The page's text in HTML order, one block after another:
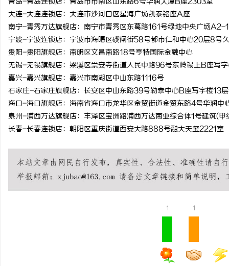
青岛-青岛连锁店：青岛市市南区山东路6号华润大厦B座2303室
大连-大连连锁店：大连市沙河口区星海广场凯泰铭座A座
南宁-青秀万达旗舰店：南宁市青秀区东葛路161号绿地中央广场A2-
宁波-宁波连锁店：宁波市海曙区碶闸街58号都市仁和中心20层8号
贵阳-贵阳旗舰店：南明区文昌南路18号亨特国际金融中心
无锡-无锡旗舰店：梁溪区崇安寺街道人民中路96号东岭锡上B座写
嘉兴-嘉兴旗舰店：嘉兴市南湖区中山东路1116号
石家庄-石家庄旗舰店：长安区中山东路39号勒泰中心B座写字楼13
海口-海口旗舰店：海南省海口市龙华区金贸街道金贸东路4号华润中
泉州-浦西万达旗舰店：丰泽区宝洲路浦西万达商业综合体1号建筑(
长春-长春连锁店：朝阳区重庆街道西安大路888号融大天玺2221室
1 1